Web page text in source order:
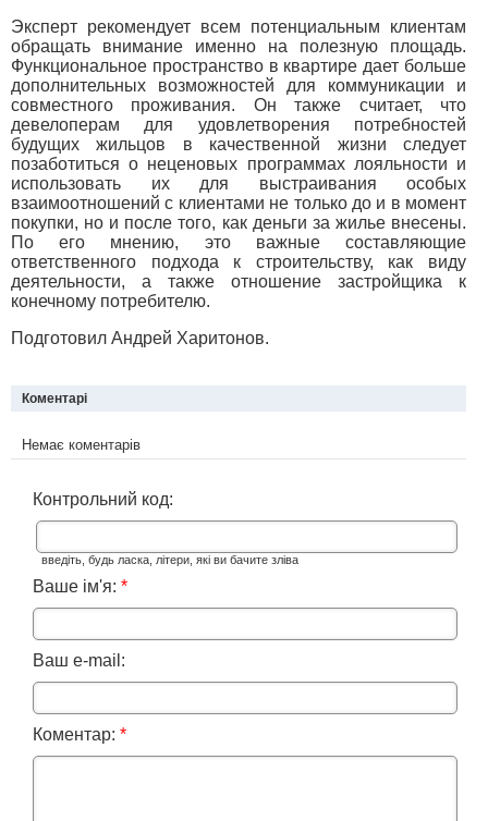
Эксперт рекомендует всем потенциальным клиентам
обращать внимание именно на полезную площадь.
Функциональное пространство в квартире дает больше
дополнительных возможностей для коммуникации и
совместного проживания. Он также считает, что
девелоперам для удовлетворения потребностей
будущих жильцов в качественной жизни следует
позаботиться о неценовых программах лояльности и
использовать их для выстраивания особых
взаимоотношений с клиентами не только до и в момент
покупки, но и после того, как деньги за жилье внесены.
По его мнению, это важные составляющие
ответственного подхода к строительству, как виду
деятельности, а также отношение застройщика к
конечному потребителю.
Подготовил Андрей Харитонов.
Коментарі
Немає коментарів
Контрольний код:
введіть, будь ласка, літери, які ви бачите зліва
Ваше ім'я: *
Ваш e-mail:
Коментар: *